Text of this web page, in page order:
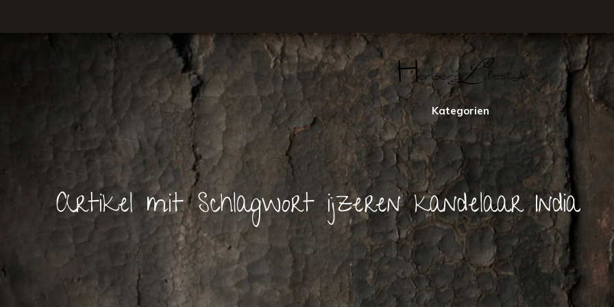
Kategorien
Artikel mit Schlagwort ijzeren kandelaar India